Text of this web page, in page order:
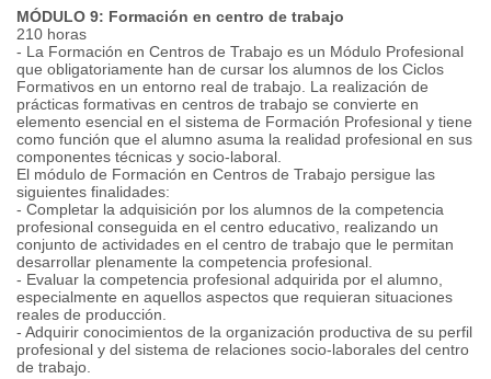
MÓDULO 9: Formación en centro de trabajo
210 horas
- La Formación en Centros de Trabajo es un Módulo Profesional
que obligatoriamente han de cursar los alumnos de los Ciclos
Formativos en un entorno real de trabajo. La realización de
prácticas formativas en centros de trabajo se convierte en
elemento esencial en el sistema de Formación Profesional y tiene
como función que el alumno asuma la realidad profesional en sus
componentes técnicas y socio-laboral.
El módulo de Formación en Centros de Trabajo persigue las
siguientes finalidades:
- Completar la adquisición por los alumnos de la competencia
profesional conseguida en el centro educativo, realizando un
conjunto de actividades en el centro de trabajo que le permitan
desarrollar plenamente la competencia profesional.
- Evaluar la competencia profesional adquirida por el alumno,
especialmente en aquellos aspectos que requieran situaciones
reales de producción.
- Adquirir conocimientos de la organización productiva de su perfil
profesional y del sistema de relaciones socio-laborales del centro
de trabajo.